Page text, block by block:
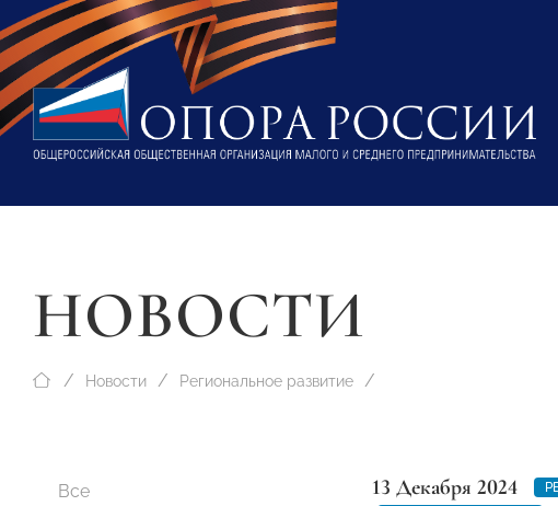
НОВОСТИ
Новости Региональное развитие
Все
13 Декабря 2024